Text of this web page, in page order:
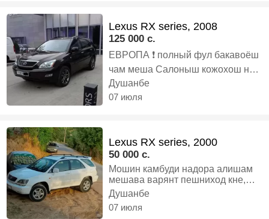
Бензин, Автомат, Седан
Lexus RX series, 2008
125 000 c.
ЕВРОПА ❗️ полный фул бакавоёш
чам меша Салоныш кожохош нав
расходош кадаги 4 диска нав
запаска хулоса хама тарафа биен
бинен мошина, Бензин, Автомат,
Душанбе
07 июля
Lexus RX series, 2000
50 000 c.
Мошин камбуди надора алишам
мешава варянт пешниход кне,
Газ-бензин, Автомат, Кроссовер
Душанбе
07 июля